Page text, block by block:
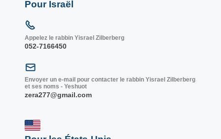
Pour Israël
Appelez le rabbin Yisrael Zilberberg
052-7166450
Envoyer un e-mail pour contacter le rabbin Yisrael Zilberberg
et ses noms - Yeshuot
zera277@gmail.com